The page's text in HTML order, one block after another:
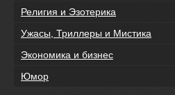
Религия и Эзотерика
Ужасы, Триллеры и Мистика
Экономика и бизнес
Юмор